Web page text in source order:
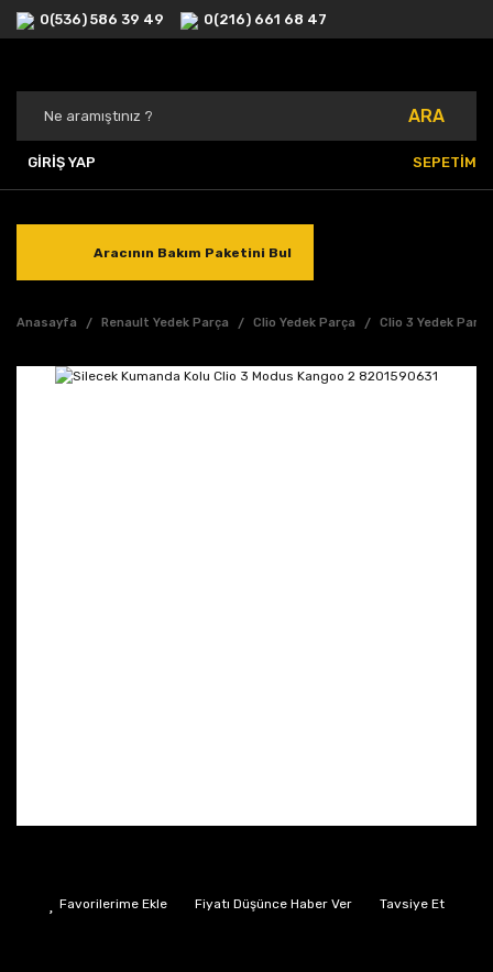
0(536) 586 39 49 0(216) 661 68 47
ARA
GİRİŞ YAP SEPETİM
Aracının Bakım Paketini Bul
Anasayfa Renault Yedek Parça Clio Yedek Parça Clio 3 Yedek
Fiyatı Düşünce Haber Ver Tavsiye Et